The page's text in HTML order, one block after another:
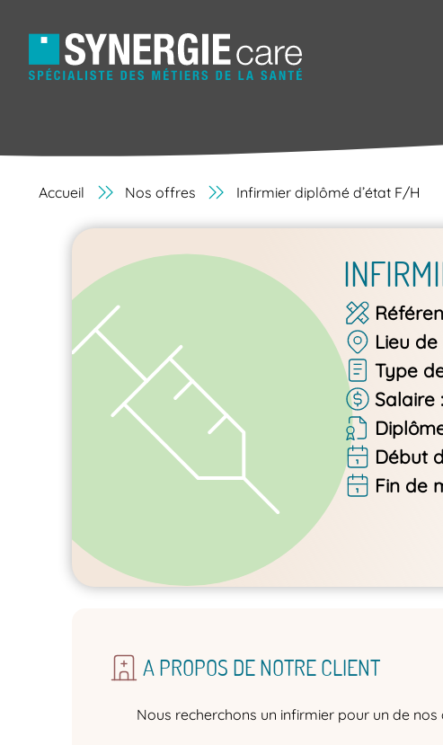
Accueil Nos offres Infirmier diplômé d’état F/H
Lieu
Type
Salaire
Début
Fin de
A PROPOS DE NOTRE CLIENT
Nous recherchons un infirmier pour un de